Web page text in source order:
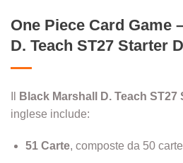
One Piece Card Game
D. Teach ST27 Starter
Black Marshall D. Teach ST27
inglese include:
51 Carte, composte da 50